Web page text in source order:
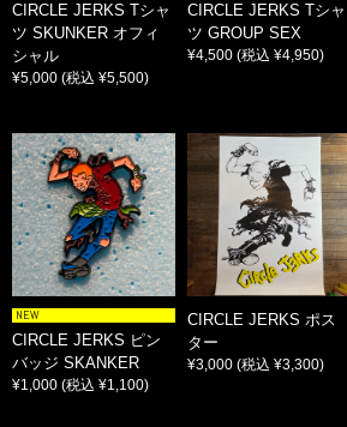
CIRCLE JERKS Tシャ
ツ SKUNKER オフィ
シャル
¥5,000 (税込 ¥5,500)
CIRCLE JERKS Tシャ
ツ GROUP SEX
¥4,500 (税込 ¥4,950)
NEW
CIRCLE JERKS ピン
バッジ SKANKER
¥1,000 (税込 ¥1,100)
CIRCLE JERKS ポス
ター
¥3,000 (税込 ¥3,300)